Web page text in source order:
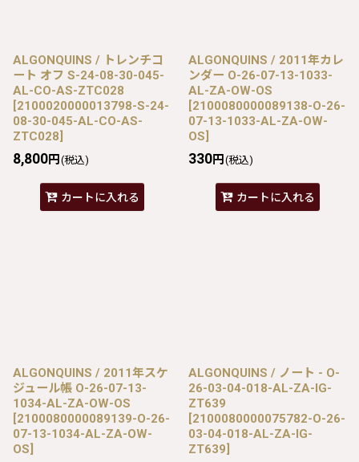
ALGONQUINS / トレンチコ
ート オフ S-24-08-30-045-
AL-CO-AS-ZTC028
[2100020000013798-S-24-
08-30-045-AL-CO-AS-
ZTC028]
8,800円 (税込)
カートに入れる
ALGONQUINS / 2011年カレ
ンダー O-26-07-13-1033-
AL-ZA-OW-OS
[2100080000089138-O-26-
07-13-1033-AL-ZA-OW-
OS]
330円 (税込)
カートに入れる
ALGONQUINS / 2011年スケ
ジュール帳 O-26-07-13-
1034-AL-ZA-OW-OS
[2100080000089139-O-26-
07-13-1034-AL-ZA-OW-
OS]
ALGONQUINS / ノート - O-
26-03-04-018-AL-ZA-IG-
ZT639
[2100080000075782-O-26-
03-04-018-AL-ZA-IG-
ZT639]